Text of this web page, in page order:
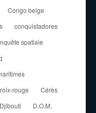
Congo belge
conquistadores
spatiale
rouge
Cérès
D.O.M.